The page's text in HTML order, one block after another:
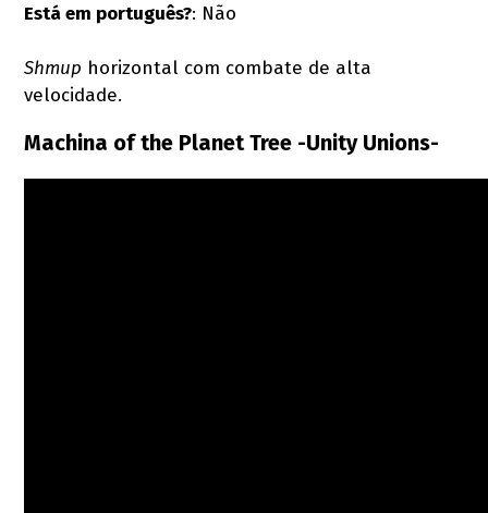
Está em português?: Não
Shmup horizontal com combate de alta
velocidade.
Machina of the Planet Tree -Unity Unions-